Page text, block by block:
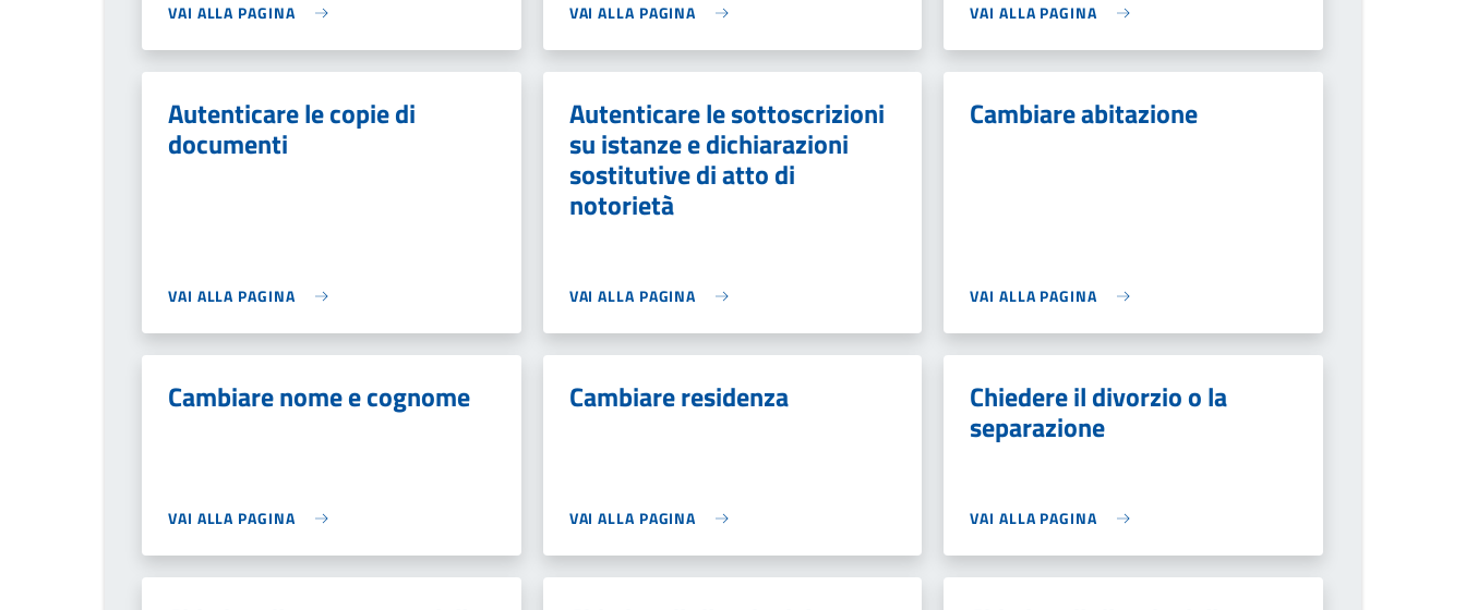
VAI ALLA PAGINA VAI ALLA PAGINA VAI ALLA PAGINA
Autenticare le copie di
documenti
VAI ALLA PAGINA
Autenticare le sottoscrizioni
su istanze e dichiarazioni
sostitutive di atto di
notorietà
VAI ALLA PAGINA
Cambiare abitazione
VAI ALLA PAGINA
Cambiare nome e cognome
VAI ALLA PAGINA
Cambiare residenza
VAI ALLA PAGINA
Chiedere il divorzio o la
separazione
VAI ALLA PAGINA